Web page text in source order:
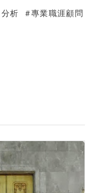
分析 #專業職涯顧問